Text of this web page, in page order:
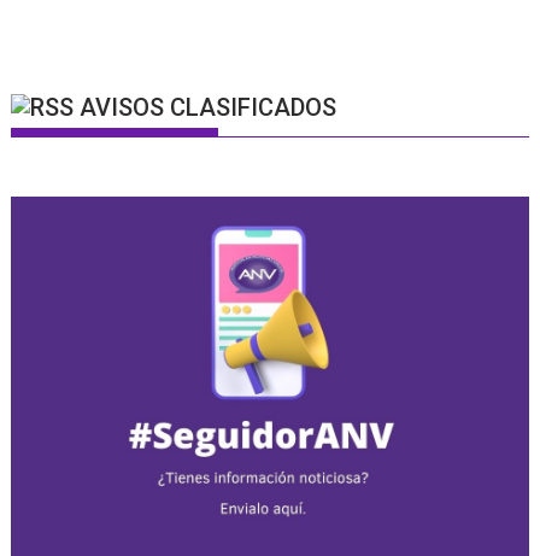
AVISOS CLASIFICADOS